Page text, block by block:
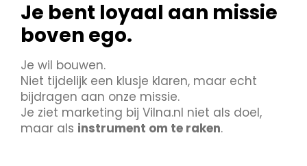
Je bent loyaal aan missie
boven ego.
Je wil bouwen.
Niet tijdelijk een klusje klaren, maar echt
bijdragen aan onze missie.
Je ziet marketing bij Vilna.nl niet als doel,
maar als instrument om te raken.